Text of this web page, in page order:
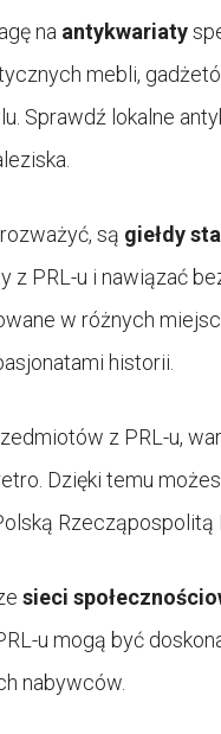
na antykwariaty
mebli,
Sprawdź lokalne
są giełdy
PRL-u i nawiązać
w różnych
historii.
z PRL-u,
Dzięki temu
Rzecząpospolitą
sieci
u mogą być
nabywców.